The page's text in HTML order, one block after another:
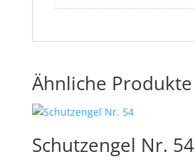
Ähnliche Produkte
Schutzengel Nr. 54